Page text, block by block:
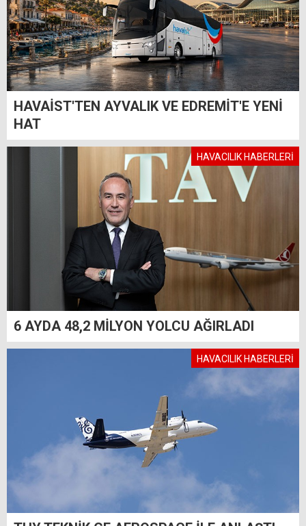
HAVAİST'TEN AYVALIK VE EDREMİT'E YENİ
HAT
HAVACILIK HABERLERİ
6 AYDA 48,2 MİLYON YOLCU AĞIRLADI
HAVACILIK HABERLERİ